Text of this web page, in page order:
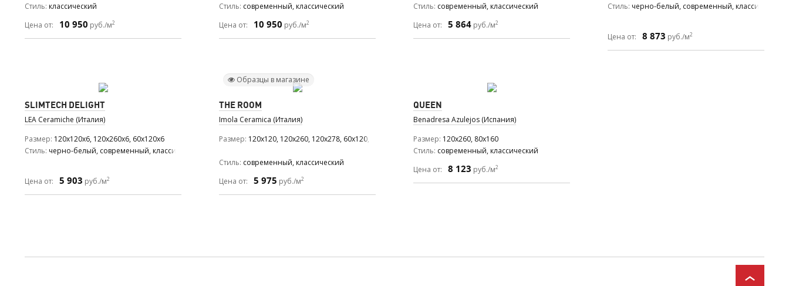
Стиль классический
Цена от:
10 950 руб./м2
Стиль современный, классический
Цена от:
10 950 руб./м2
Стиль современный, классический
Цена от:
5 864 руб./м2
Стиль черно-белый, современный,
Цена от: 8 873 руб./м2
SLIMTECH DELIGHT
LEA Ceramiche (Италия)
Размер 120x120x6, 120x260x6, 60x120x6
Стиль черно-белый, современный, классический
Цена от: 5 903 руб./м2
Образцы в магазине
THE ROOM
Imola Ceramica (Италия)
Размер 120x120, 120x260, 120x278, 60x120, 60x60
Стиль современный, классический
Цена от:
5 975 руб./м2
QUEEN
Benadresa Azulejos (Испания)
Размер 120x260, 80x160
Стиль современный, классический
Цена от:
8 123 руб./м2